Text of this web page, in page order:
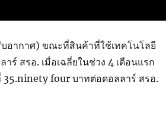
อากาศ) ขณะที่สินค้าที่ใช้เทคโนโลยี
ร์ สรอ. เมื่อเฉลี่ยในช่วง 4 เดือนแรก
35.ninety four บาทต่อดอลลาร์ สรอ.